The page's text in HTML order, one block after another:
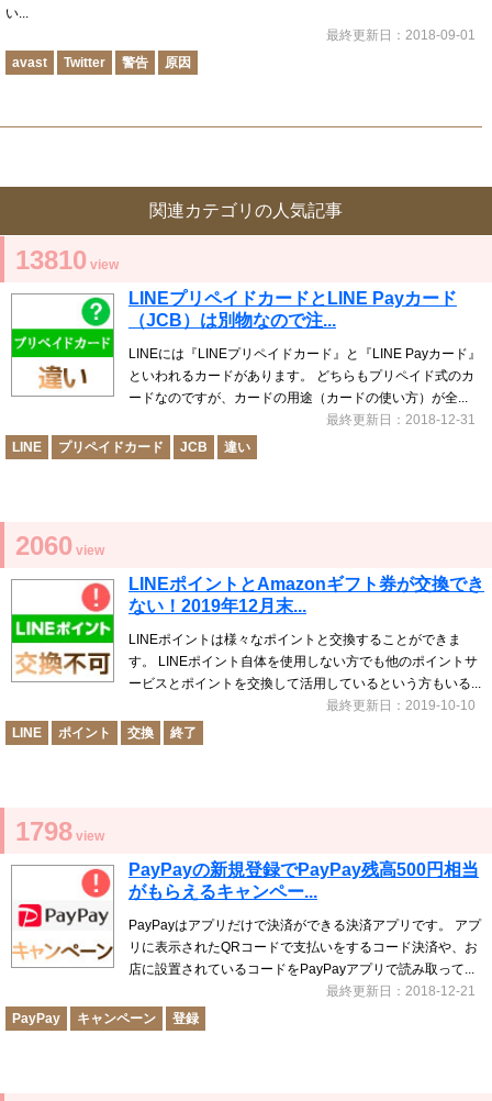
い...
最終更新日：2018-09-01
avast
Twitter 警告 原因
関連カテゴリの人気記事
13810 view
LINEプリペイドカードとLINE Payカード
（JCB）は別物なので注...
LINEには『LINEプリペイドカード』と『LINE Payカード』
といわれるカードがあります。 どちらもプリペイド式のカ
ードなのですが、カードの用途（カードの使い方）が全...
最終更新日：2018-12-31
LINE
プリペイドカード JCB 違い
2060 view
LINEポイントとAmazonギフト券が交換でき
ない！2019年12月末...
LINEポイントは様々なポイントと交換することができま
す。 LINEポイント自体を使用しない方でも他のポイントサ
ービスとポイントを交換して活用しているという方もいる...
最終更新日：2019-10-10
LINE
ポイント 交換 終了
1798 view
PayPayの新規登録でPayPay残高500円相当
がもらえるキャンペー...
PayPayはアプリだけで決済ができる決済アプリです。 アプ
リに表示されたQRコードで支払いをするコード決済や、お
店に設置されているコードをPayPayアプリで読み取って...
最終更新日：2018-12-21
PayPay
キャンペーン 登録